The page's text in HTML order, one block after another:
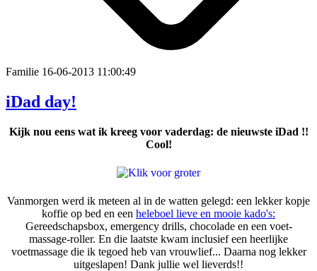
Familie 16-06-2013 11:00:49
iDad day!
Kijk nou eens wat ik kreeg voor vaderdag: de nieuwste iDad !!
Cool!
Vanmorgen werd ik meteen al in de watten gelegd: een lekker kopje
koffie op bed en een heleboel lieve en mooie kado's:
Gereedschapsbox, emergency drills, chocolade en een voet-
massage-roller. En die laatste kwam inclusief een heerlijke
voetmassage die ik tegoed heb van vrouwlief... Daarna nog lekker
uitgeslapen! Dank jullie wel lieverds!!